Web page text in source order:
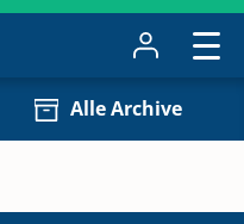
Alle Archive